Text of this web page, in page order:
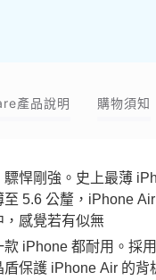
產品說明 購物須知
驃悍剛強。史上最薄
5.6 公釐，iPhone
感覺若有似無
款 iPhone 都耐用。採
盾保護 iPhone Air 的背